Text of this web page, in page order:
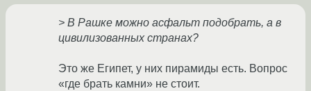
> В Рашке можно асфальт подобрать, а в
цивилизованных странах?
Это же Египет, у них пирамиды есть. Вопрос
«где брать камни» не стоит.